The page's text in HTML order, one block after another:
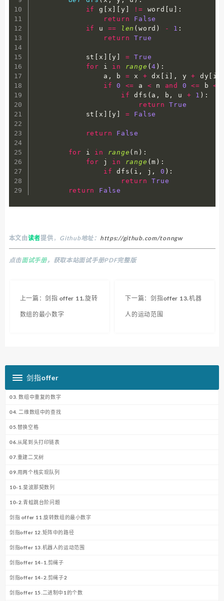
if
g x y != word u
:
return
False
if
u == len ( word ) - 1 :
return
True
            st
x [y =
True
for i in range (4 ) :
                a
, b = x + dx i , y + dy i
if
0 <= a < n and 0 <= b <
if dfs ( a , b , u + 1 ) :
return
True
            st
x [y = False
return False
for i in range ( n ) :
for j in range (m ) :
if dfs ( i , j , 0 ) :
return
True
return
False
本文由读者提供 ， Github地址： https://github.com/tonngw
点击面试手册，获取本站面试手册PDF完整版
上一篇：剑指 offer 11.旋转
数组的最小数字
下一篇：剑指offer 13.机器
人的运动范围
剑指offer
03. 数组中重复的数字
04. 二维数组中的查找
05.替换空格
06.从尾到头打印链表
07.重建二叉树
09.用两个栈实现队列
10-1.斐波那契数列
10-2.青蛙跳台阶问题
剑指 offer 11.旋转数组的最小数字
剑指offer 12.矩阵中的路径
剑指offer 13.机器人的运动范围
剑指offer 14-1.剪绳子
剑指offer 14-2.剪绳子2
剑指offer 15.二进制中1的个数